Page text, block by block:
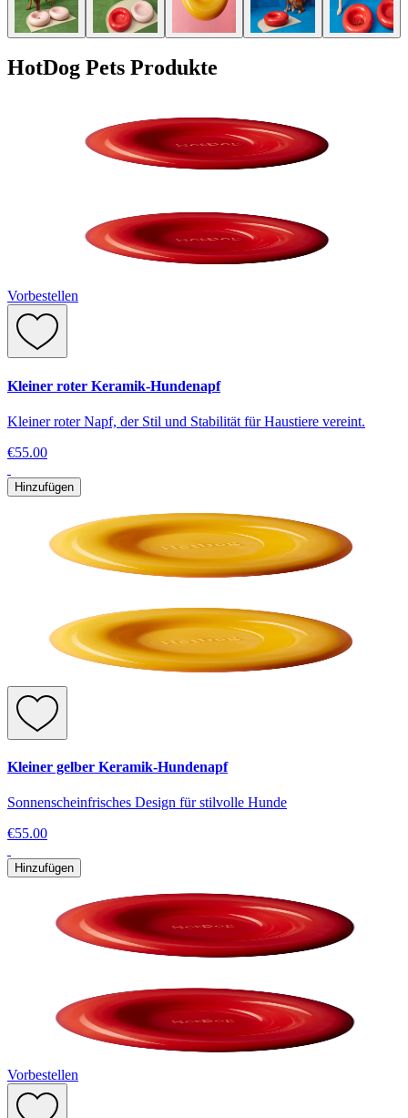
HotDog Pets Produkte
Vorbestellen
Kleiner roter Keramik-Hundenapf
Kleiner roter Napf, der Stil und Stabilität für Haustiere vereint.
€55.00
Hinzufügen
Kleiner gelber Keramik-Hundenapf
Sonnenscheinfrisches Design für stilvolle Hunde
€55.00
Hinzufügen
Vorbestellen